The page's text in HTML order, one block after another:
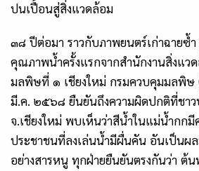
ปนเปื้อนสู่สิ่งแวดล้อม
๓๘ ปีต่อมา ราวกับภาพยนตร์เก่าฉายซ้ำ
คุณภาพน้ำครั้งแรกจากสำนักงานสิ่งแว
มลพิษที่ ๑ เชียงใหม่ กรมควบคุมมลพิษ
มี.ค. ๒๕๖๘ ยืนยันถึงความผิดปกติที่ชา
จ.เชียงใหม่ พบเห็นว่าสีน้ำในแม่น้ำกก
ประชาชนที่ลงเล่นน้ำมีผื่นคัน อันเป็นผ
อย่างสารหนู ทุกฝ่ายยืนยันตรงกันว่า ต้